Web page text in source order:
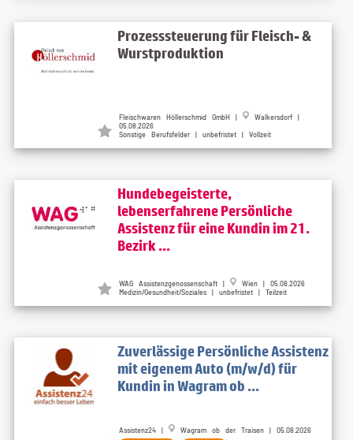
Prozesssteuerung für Fleisch- &
Wurstproduktion
Fleischwaren Höllerschmid GmbH |
Walkersdorf |
05.08.2026
Sonstige Berufsfelder | unbefristet | Vollzeit
Hundebegeisterte,
lebenserfahrene Persönliche
Assistenz für eine Kundin im 21.
Bezirk ...
WAG Assistenzgenossenschaft |
Wien | 05.08.2026
Medizin/Gesundheit/Soziales | unbefristet | Teilzeit
Zuverlässige Persönliche Assistenz
mit eigenem Auto (m/w/d) für
Kundin in Wagram ob ...
Assistenz24 | Wagram ob der Traisen | 05.08.2026